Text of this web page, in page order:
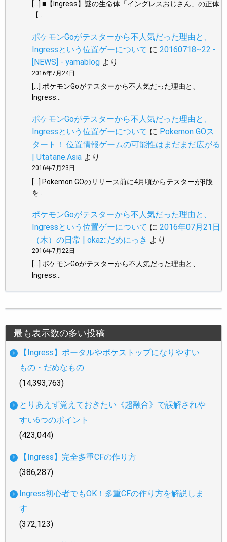
[…] ■【Ingress】謎の生命体「イングレスおじさん」の正体
【…
ポケモンGoがテスターから不人気だった理由と、
Ingressという位置ゲーについて に 20160718~22 -
[NEWS] - yamablog より
2016年7月24日
[…] ポケモンGoがテスターから不人気だった理由と、
Ingress…
ポケモンGoがテスターから不人気だった理由と、
Ingressという位置ゲーについて に Pokemon GOス
タート！ 位置情報ゲームの可能性はまだまだ広がる
| Utatane.Asia より
2016年7月23日
[…] Pokemon GOのリリース前に4月頃からテスターがβ版
を…
ポケモンGoがテスターから不人気だった理由と、
Ingressという位置ゲーについて に 2016年07月21日
（木）の日常 | okaz::だめにっき より
2016年7月22日
[…] ポケモンGoがテスターから不人気だった理由と、
Ingress…
最も表示数の多い投稿
【Ingress】ポータルやポケストップになりやすい
もの・だめなもの
(14,393,763)
とりあえず覚えておきたい《超融合》で誤解されや
すい6つのポイント
(423,044)
【Ingress】完全多重CFの作り方
(386,287)
Ingress初心者でもOK！多重CFの作り方を解説しま
す
(372,123)